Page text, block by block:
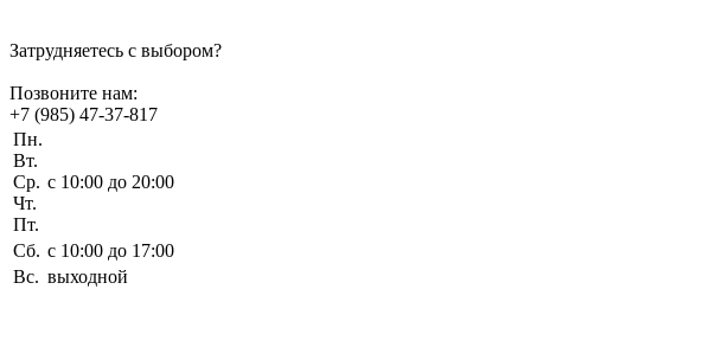
Затрудняетесь с выбором?
Позвоните нам:
+7 (985) 47-37-817
Пн.
Вт.
Ср.
Чт.
Пт.
c 10:00 до 20:00
Сб. c 10:00 до 17:00
Вс. выходной